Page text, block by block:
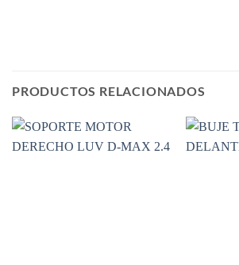
PRODUCTOS RELACIONADOS